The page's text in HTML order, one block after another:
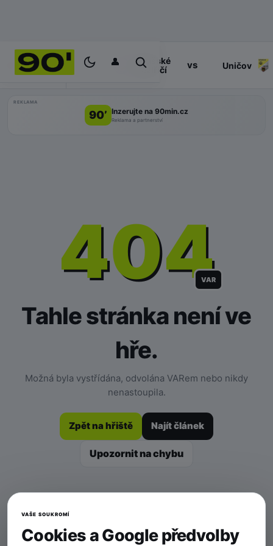
👤
PROGRAM 17:30
Valašské
Meziříčí
vs Uničov
REKLAMA
90’ Inzerujte na 90min.cz
Reklama a partnerství
404
VAR
Tahle stránka není ve
hře.
Možná byla vystřídána, odvolána VARem nebo nikdy
nenastoupila.
Zpět na hřiště Najít článek
Upozornit na chybu
VAŠE SOUKROMÍ
Cookies a Google předvolby